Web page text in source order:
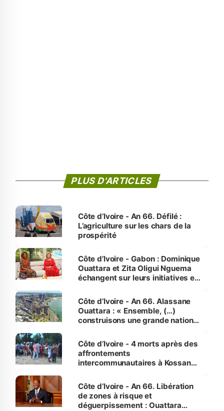
PLUS D'ARTICLES
Côte d’Ivoire - An 66. Défilé :
L’agriculture sur les chars de la
prospérité
Côte d’Ivoire - Gabon : Dominique
Ouattara et Zita Oligui Nguema
échangent sur leurs initiatives en
enfants
Côte d’Ivoire - An 66. Alassane
Ouattara : « Ensemble, (…)
construisons une grande nation
générations futures »
Côte d’Ivoire - 4 morts après des
affrontements
intercommunautaires à Kossandji
milieu des sinistrés
Côte d’Ivoire - An 66. Libération
de zones à risque et
déguerpissement : Ouattara